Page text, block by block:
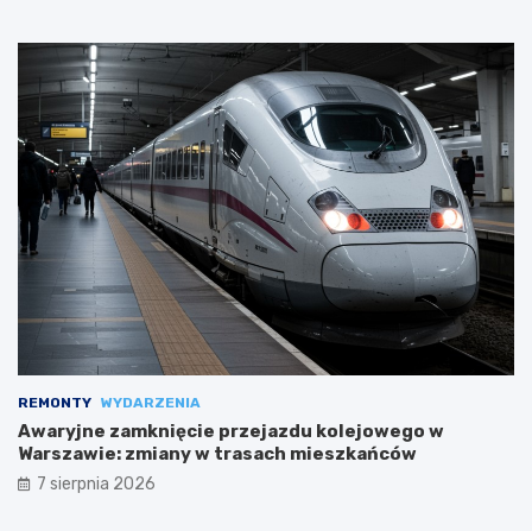
REMONTY WYDARZENIA
Awaryjne zamknięcie przejazdu kolejowego w
Warszawie: zmiany w trasach mieszkańców
7 sierpnia 2026